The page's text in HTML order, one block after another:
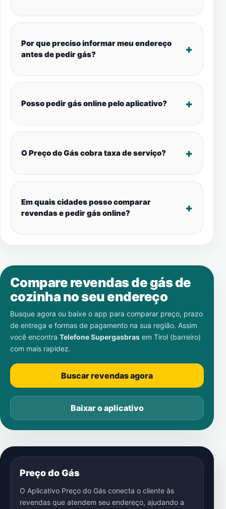
Por que preciso informar meu endereço
antes de pedir gás?
Posso pedir gás online pelo aplicativo?
O Preço do Gás cobra taxa de serviço?
Em quais cidades posso comparar
revendas e pedir gás online?
Compare revendas de gás de
cozinha no seu endereço
Busque agora ou baixe o app para comparar preço, prazo
de entrega e formas de pagamento na sua região. Assim
você encontra Telefone Supergasbras em Tirol (barreiro)
com mais rapidez.
Buscar revendas agora
Baixar o aplicativo
Preço do Gás
O Aplicativo Preço do Gás conecta o cliente às
revendas que atendem seu endereço, ajudando a